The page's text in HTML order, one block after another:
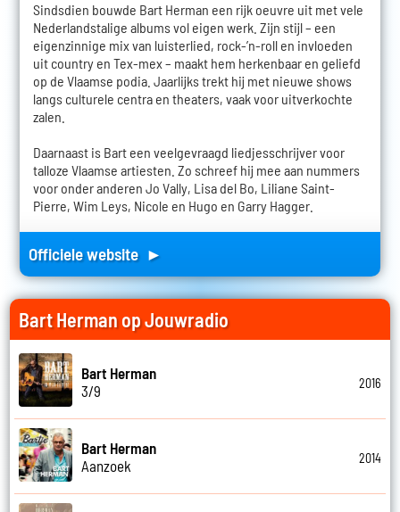
Sindsdien bouwde Bart Herman een rijk oeuvre uit met vele
Nederlandstalige albums vol eigen werk. Zijn stijl – een
eigenzinnige mix van luisterlied, rock-’n-roll en invloeden
uit country en Tex-mex – maakt hem herkenbaar en geliefd
op de Vlaamse podia. Jaarlijks trekt hij met nieuwe shows
langs culturele centra en theaters, vaak voor uitverkochte
zalen.
Daarnaast is Bart een veelgevraagd liedjesschrijver voor
talloze Vlaamse artiesten. Zo schreef hij mee aan nummers
voor onder anderen Jo Vally, Lisa del Bo, Liliane Saint-
Pierre, Wim Leys, Nicole en Hugo en Garry Hagger.
Officiele website ►
Bart Herman op Jouwradio
Bart Herman
3/9
2016
Bart Herman
Aanzoek
2014